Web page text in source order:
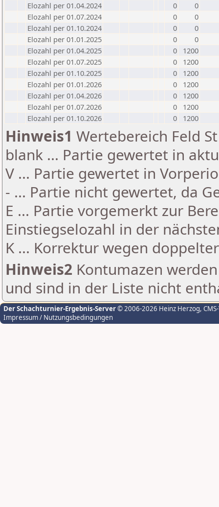
Elozahl per 01.04.2024
0
0
Elozahl per 01.07.2024
0
0
Elozahl per 01.10.2024
0
0
Elozahl per 01.01.2025
0
0
Elozahl per 01.04.2025
0
1200
Elozahl per 01.07.2025
0
1200
Elozahl per 01.10.2025
0
1200
Elozahl per 01.01.2026
0
1200
Elozahl per 01.04.2026
0
1200
Elozahl per 01.07.2026
0
1200
Elozahl per 01.10.2026
0 1200
Hinweis1 Wertebereich Feld
blank ... Partie gewertet in
V ... Partie gewertet in
- ... Partie nicht gewertet, da
E ... Partie vorgemerkt zur
Einstiegselozahl in der
K ... Korrektur wegen
Hinweis2 Kontumazen
und sind in der Liste nicht
Der Schachturnier-Ergebnis-Server© 2006-2026 Heinz Herzog,
Impressum / Nutzungsbedingungen